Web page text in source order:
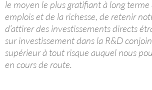
le moyen le plus gratifiant à long terme
emplois et de la richesse, de retenir
d’attirer des investissements directs
sur investissement dans la R&D
supérieur à tout risque auquel nous
en cours de route.